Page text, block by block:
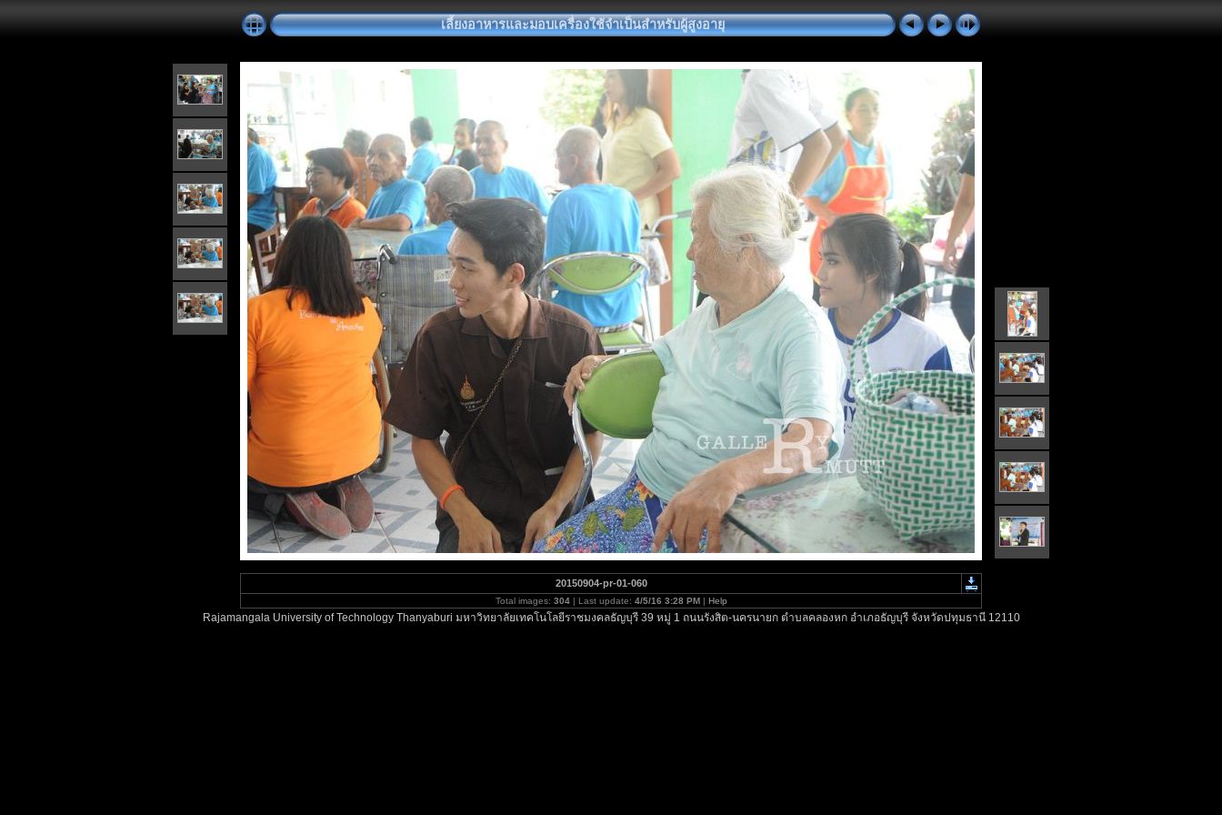
เลี้ยงอาหารและมอบเครื่องใช้จำเป็นสำหรับผู้สูงอายุ
20150904-pr-01-060
Total images: 304| Last update: 4/5/16 3:28 PM| Help
Rajamangala University of Technology Thanyaburi มหาวิทยาลัยเทคโนโลยีราชมงคลธัญบุรี 39 หมู่ 1 ถนนรังสิต-นครนายก ตำบลคลองหก อำเภอธัญบุรี จังหวัดปทุมธานี 12110